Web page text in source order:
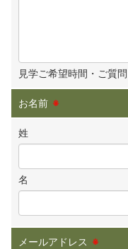
見学ご希望時間・ご質
お名前 ※
姓
名
メールアドレス ※